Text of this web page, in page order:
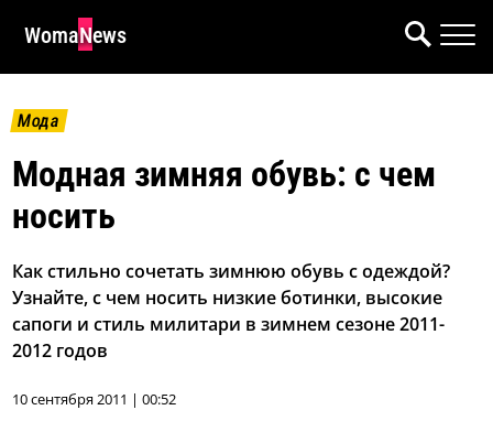
WomaNews
Мода
Модная зимняя обувь: с чем
носить
Как стильно сочетать зимнюю обувь с одеждой?
Узнайте, с чем носить низкие ботинки, высокие
сапоги и стиль милитари в зимнем сезоне 2011-
2012 годов
10 сентября 2011 | 00:52